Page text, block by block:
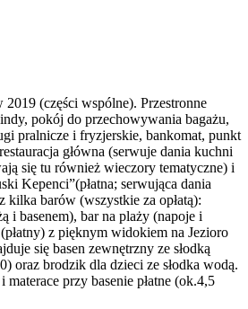
(części wspólne). Przestronne
pokój do przechowywania bagażu,
pralnicze i fryzjerskie, bankomat, punkt
główna (serwuje dania kuchni
się tu również wieczory tematyczne) i
Kepenci”(płatna; serwująca dania
kilka barów (wszystkie za opłatą):
i basenem), bar na plaży (napoje i
z pięknym widokiem na Jezioro
się basen zewnętrzny ze słodką
oraz brodzik dla dzieci ze słodka wodą.
przy basenie płatne (ok.4,5